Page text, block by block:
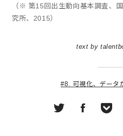
（※ 第15回出生動向基本調査、
究所、2015）
text by
#8. 可視化、データ